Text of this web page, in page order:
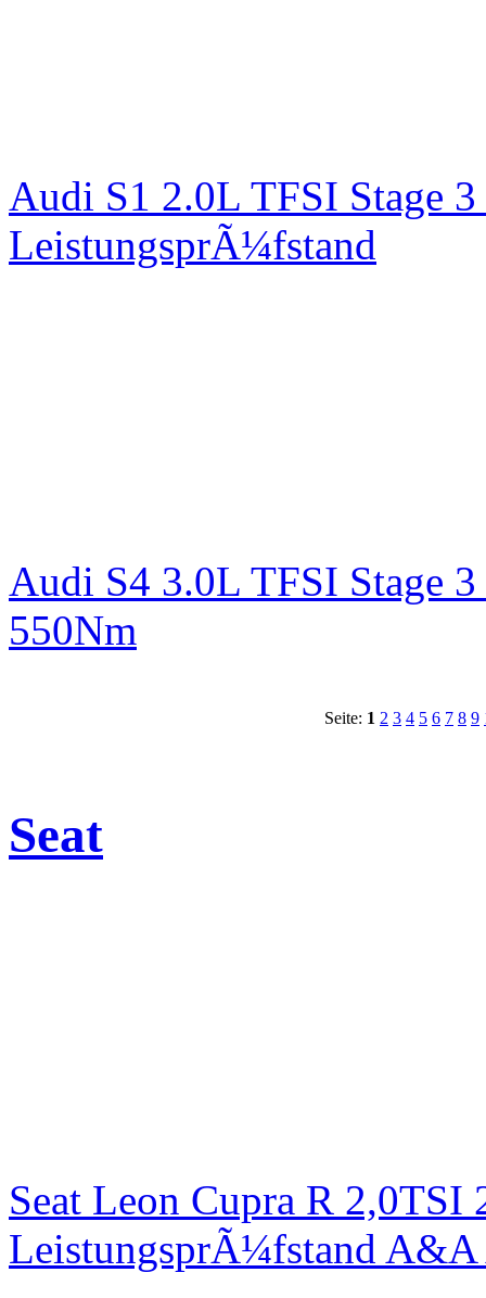
Audi S1 2.0L TFSI Stage
LeistungsprÃ¼fstand
Audi S4 3.0L TFSI Stage
550Nm
Seite: 1 2 3 4 5 6 7 8 9
Seat
Seat Leon Cupra R
LeistungsprÃ¼fstand